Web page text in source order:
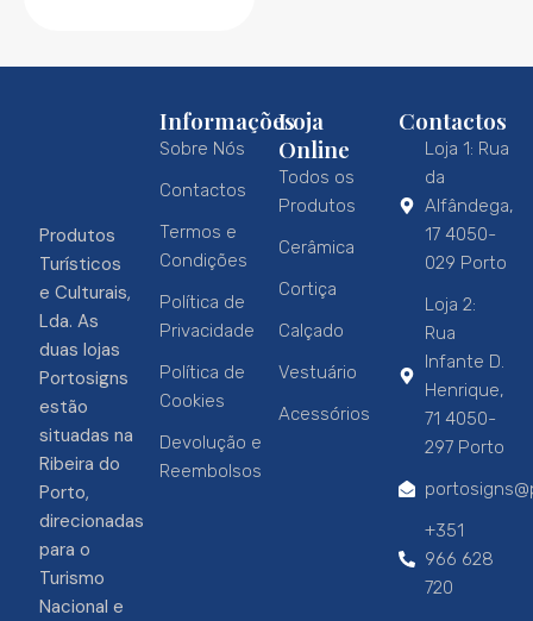
Produtos
Turísticos
e Culturais,
Lda. As
duas lojas
Portosigns
estão
situadas na
Ribeira do
Porto,
direcionadas
para o
Turismo
Nacional e
Informações
Sobre Nós
Contactos
Termos e
Condições
Política de
Privacidade
Política de
Cookies
Devolução e
Reembolsos
Loja
Online
Todos os
Produtos
Cerâmica
Cortiça
Calçado
Vestuário
Acessórios
Contactos
Loja 1: Rua
da
Alfândega,
17 4050-
029 Porto
Loja 2:
Rua
Infante D.
Henrique,
71 4050-
297 Porto
+351
966 628
720